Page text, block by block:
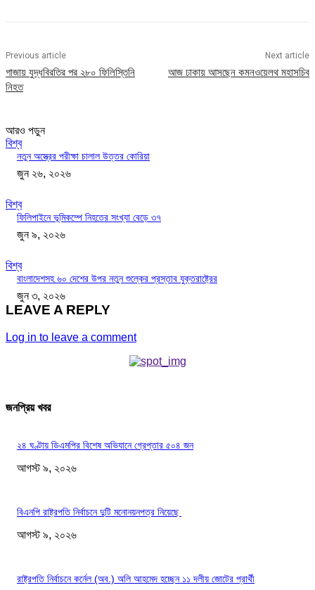
Previous article
গাজায় যুদ্ধবিরতির পর ২৮০ ফিলিস্তিনি
নিহত
Next article
আজ ঢাকায় আসছেন কমনওয়েলথ মহাসচিব
আরও পড়ুন
বিশ্ব
নতুন অস্ত্রের পরীক্ষা চালাল উত্তর কোরিয়া
জুন ২৬, ২০২৬
বিশ্ব
ফিলিপাইনে ভূমিকম্পে নিহতের সংখ্যা বেড়ে ৩৭
জুন ৯, ২০২৬
বিশ্ব
বাংলাদেশসহ ৬০ দেশের উপর নতুন শুল্কের প্রস্তাব যুক্তরাষ্ট্রের
জুন ৩, ২০২৬
LEAVE A REPLY
Log in to leave a comment
জনপ্রিয় খবর
২৪ ঘণ্টায় ডিএমপির বিশেষ অভিযানে গ্রেপ্তার ৫০৪ জন
আগস্ট ৯, ২০২৬
বিএনপি রাষ্ট্রপতি নির্বাচনে দুটি মনোনয়নপত্র নিয়েছে
আগস্ট ৯, ২০২৬
রাষ্ট্রপতি নির্বাচনে কর্নেল (অব.) অলি আহমেদ হচ্ছেন ১১ দলীয় জোটের প্রার্থী